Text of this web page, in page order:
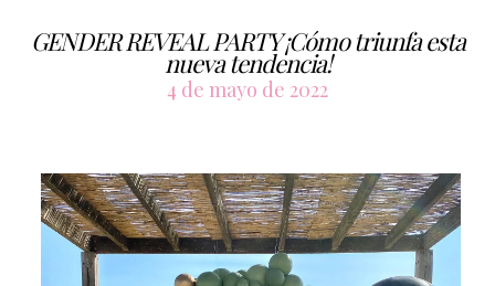
GENDER REVEAL PARTY ¡Cómo triunfa esta
nueva tendencia!
4 de mayo de 2022